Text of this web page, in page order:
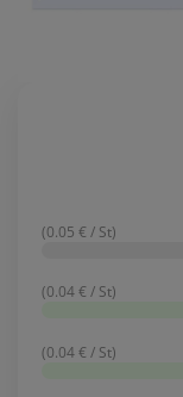
(0.05 € / St)
(0.04 € / St)
(0.04 € / St)